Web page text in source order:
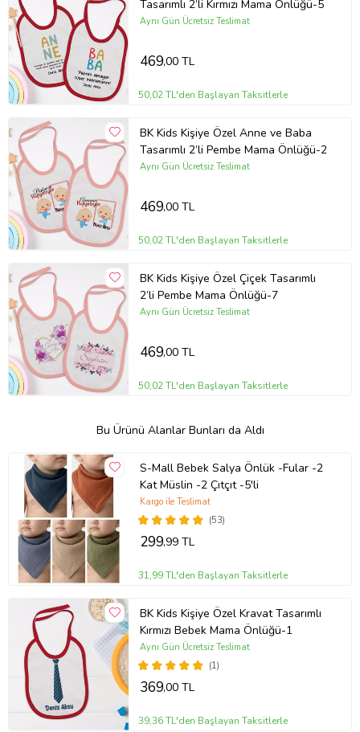
Tasarımlı 2’li Kırmızı Mama Önlüğü-5
Aynı Gün Ücretsiz Teslimat
469,00 TL
50,02 TL'den Başlayan Taksitlerle
BK Kids Kişiye Özel Anne ve Baba
Tasarımlı 2’li Pembe Mama Önlüğü-2
Aynı Gün Ücretsiz Teslimat
469,00 TL
50,02 TL'den Başlayan Taksitlerle
BK Kids Kişiye Özel Çiçek Tasarımlı
2’li Pembe Mama Önlüğü-7
Aynı Gün Ücretsiz Teslimat
469,00 TL
50,02 TL'den Başlayan Taksitlerle
Bu Ürünü Alanlar Bunları da Aldı
S-Mall Bebek Salya Önlük -Fular -2
Kat Müslin -2 Çıtçıt -5'li
(53)
Kargo ile Teslimat
299,99 TL
31,99 TL'den Başlayan Taksitlerle
BK Kids Kişiye Özel Kravat Tasarımlı
Kırmızı Bebek Mama Önlüğü-1
(1)
Aynı Gün Ücretsiz Teslimat
369,00 TL
39,36 TL'den Başlayan Taksitlerle